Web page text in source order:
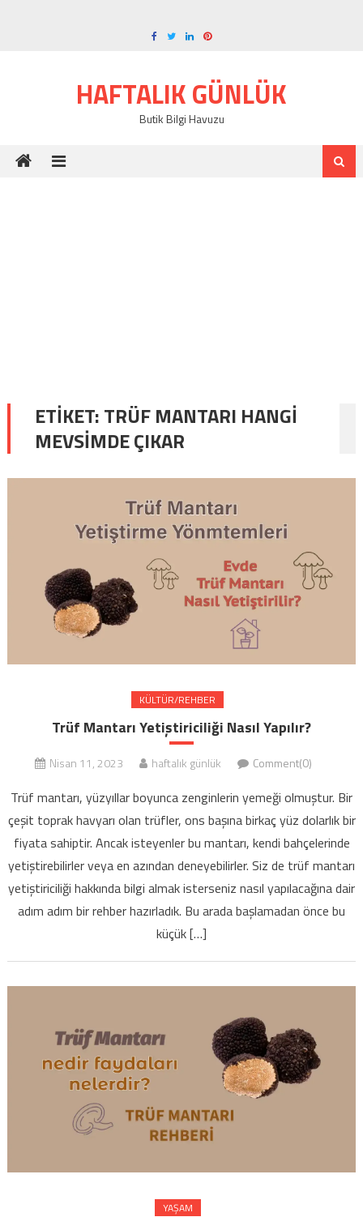
HAFTALIK GÜNLÜK
Butik Bilgi Havuzu
ETIKET:TRÜF MANTARI HANGI
MEVSIMDE ÇIKAR
KÜLTÜR/REHBER
Trüf Mantarı Yetiştiriciliği Nasıl Yapılır?
Nisan 11, 2023 haftalık günlük Comment(0)
Trüf mantarı, yüzyıllar boyunca zenginlerin yemeği olmuştur. Bir
çeşit toprak havyarı olan trüfler, ons başına birkaç yüz dolarlık bir
fiyata sahiptir. Ancak isteyenler bu mantarı, kendi bahçelerinde
yetiştirebilirler veya en azından deneyebilirler. Siz de trüf mantarı
yetiştiriciliği hakkında bilgi almak isterseniz nasıl yapılacağına dair
adım adım bir rehber hazırladık. Bu arada başlamadan önce bu
küçük […]
YAŞAM